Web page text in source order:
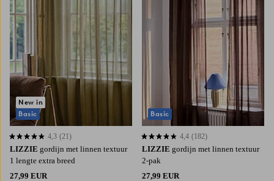
LIZZIE gordijn met linnen textuur
1 lengte extra breed
27,99 EUR
4,3 op basis van 21 beoordelingen
4,3 (21)
New in
Basic
LIZZIE gordijn met linnen textuur
2-pak
27,99 EUR
4,4 op basis van 182 beoordelingen
4,4 (182)
Basic